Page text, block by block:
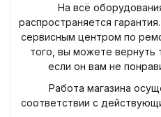
На всё
распространяется
сервисным центром по
того, вы можете вернуть
если он вам не
Работа магазина
соответствии с